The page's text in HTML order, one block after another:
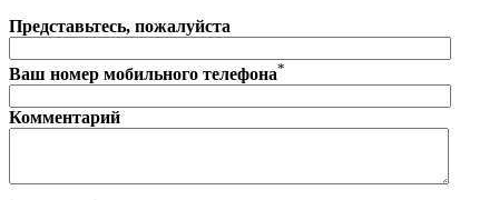
Представьтесь, пожалуйста
Ваш номер мобильного телефона*
Комментарий